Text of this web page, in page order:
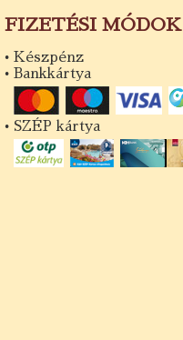
FIZETÉSI MÓDOK
• Készpénz
• Bankkártya
• SZÉP kártya